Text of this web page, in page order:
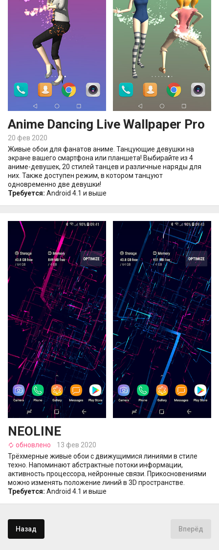
Anime Dancing Live Wallpaper Pro
20 фев 2020
Живые обои для фанатов аниме. Танцующие девушки на
экране вашего смартфона или планшета! Выбирайте из 4
аниме-девушек, 20 стилей танцев и различные наряды для
них. Также доступен режим, в котором танцуют
одновременно две девушки!
Требуется: Android 4.1 и выше
NEOLINE
autorenew обновлено
13 фев 2020
Трёхмерные живые обои с движущимися линиями в стиле
техно. Напоминают абстрактные потоки информации,
активность процессора, нейронные связи. Прикосновениями
можно изменять положение линий в 3D пространстве.
Требуется: Android 4.1 и выше
Вперёд
Назад